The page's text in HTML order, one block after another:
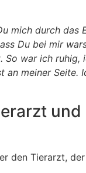
mich durch das
Du bei mir
So war ich ruhig,
an meiner Seite.
und
den Tierarzt,